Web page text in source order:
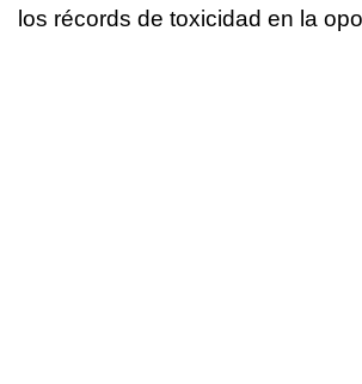
los récords de toxicidad en la